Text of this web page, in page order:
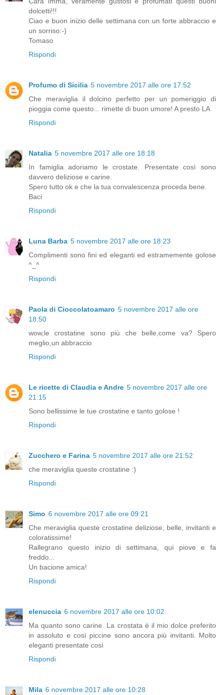
dolcetti!!!
Ciao e buon inizio delle settimana con un forte abbraccio e
un sorriso:-)
Tomaso
Rispondi
Profumo di Sicilia 5 novembre 2017 alle ore 17:52
Che meraviglia il dolcino perfetto per un pomeriggio di
pioggia come questo... rimette di buon umore! A presto LA
Rispondi
Natalia 5 novembre 2017 alle ore 18:18
In famiglia adoriamo le crostate. Presentate così sono
davvero deliziose e carine.
Spero tutto ok e che la tua convalescenza proceda bene.
Baci
Rispondi
Luna Barba 5 novembre 2017 alle ore 18:23
Complimenti sono fini ed eleganti ed estramemente golose
^_^
Rispondi
Paola di Cioccolatoamaro 5 novembre 2017 alle ore
18:50
wow,le crostatine sono più che belle,come va? Spero
meglio,un abbraccio
Rispondi
Le ricette di Claudia e Andre 5 novembre 2017 alle ore
21:15
Sono bellissime le tue crostatine e tanto golose !
Rispondi
Zucchero e Farina 5 novembre 2017 alle ore 21:52
che meraviglia queste crostatine :)
Rispondi
Simo 6 novembre 2017 alle ore 09:21
Che meraviglia queste crostatine deliziose, belle, invitanti e
coloratissime!
Rallegrano questo inizio di settimana, qui piove e fa
freddo...
Un bacione amica!
Rispondi
elenuccia 6 novembre 2017 alle ore 10:02
Ma quanto sono carine. La crostata è il mio dolce preferito
in assoluto e così piccine sono ancora più invitanti. Molto
eleganti presentate così
Rispondi
Mila 6 novembre 2017 alle ore 10:28